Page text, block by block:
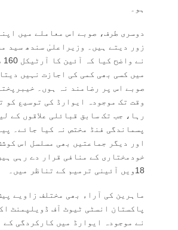
ہو۔
دوسری طرف، صوبے اس معاملے میں
زور دیتے ہیں۔ وزیراعلیٰ سندھ سید
میں کسی بھی کمی کی اجازت نہیں
صوبے اس پر رضامند نہ ہوں۔
وقت تک موجودہ ایوارڈ کی توسیع کو
رہا، جب تک سابق قبائلی علاقوں کے
پسماندگی فنڈ مختص نہ کیا جائے۔
اور دیگر جماعتیں بھی مسلسل اس
خودمختاری کے منافی قرار دے رہی
18ویں آئینی ترمیم کے تناظر میں۔
ماہرین کی آراء بھی مختلف زاویے
نے موجودہ ایوارڈ میں کارکردگی کے